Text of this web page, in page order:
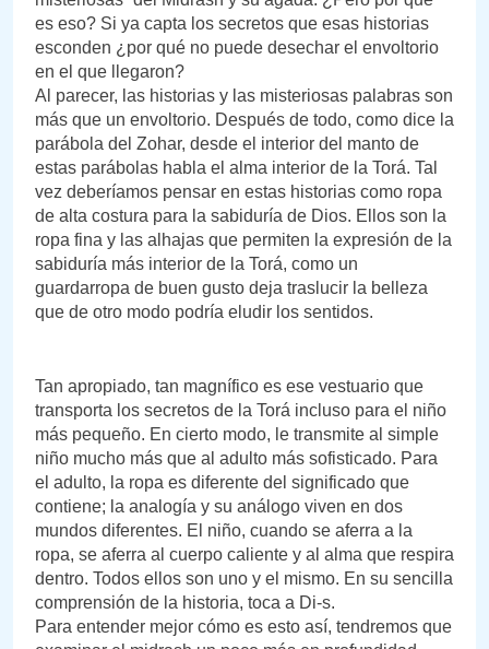
es eso? Si ya capta los secretos que esas historias
esconden ¿por qué no puede desechar el envoltorio
en el que llegaron?
Al parecer, las historias y las misteriosas palabras son
más que un envoltorio. Después de todo, como dice la
parábola del Zohar, desde el interior del manto de
estas parábolas habla el alma interior de la Torá. Tal
vez deberíamos pensar en estas historias como ropa
de alta costura para la sabiduría de Dios. Ellos son la
ropa fina y las alhajas que permiten la expresión de la
sabiduría más interior de la Torá, como un
guardarropa de buen gusto deja traslucir la belleza
que de otro modo podría eludir los sentidos.
Tan apropiado, tan magnífico es ese vestuario que
transporta los secretos de la Torá incluso para el niño
más pequeño. En cierto modo, le transmite al simple
niño mucho más que al adulto más sofisticado. Para
el adulto, la ropa es diferente del significado que
contiene; la analogía y su análogo viven en dos
mundos diferentes. El niño, cuando se aferra a la
ropa, se aferra al cuerpo caliente y al alma que respira
dentro. Todos ellos son uno y el mismo. En su sencilla
comprensión de la historia, toca a Di-s.
Para entender mejor cómo es esto así, tendremos que